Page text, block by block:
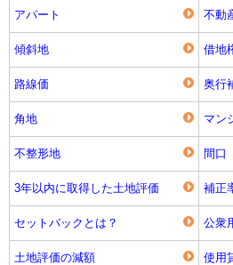
アパート 不動
傾斜地 借地
路線価 奥行
角地 マン
不整形地 間口
3年以内に取得した土地評価 補正
セットバックとは？ 公衆
土地評価の減額 使用